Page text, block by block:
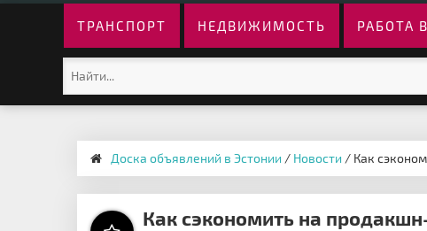
ТРАНСПОРТ НЕДВИЖИМОСТЬ РАБОТА
Доска объявлений в Эстонии / Новости / Как
Как сэкономить на